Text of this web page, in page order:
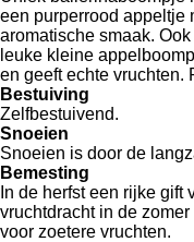
een purperrood appeltje
aromatische smaak.
leuke kleine
en geeft echte vruchten.
Bestuiving
Zelfbestuivend.
Snoeien
Snoeien is door de
Bemesting
In de herfst een rijke
vruchtdracht in de
voor zoetere vruchten.